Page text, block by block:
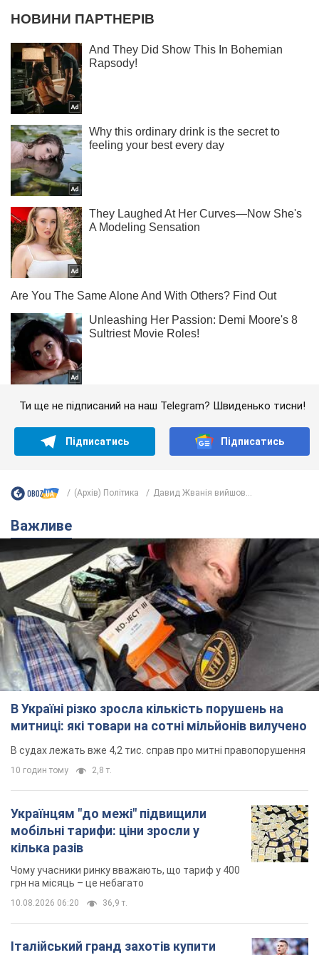
Ти ще не підписаний на наш Telegram? Швиденько тисни!
Підписатись Підписатись
(Архів) Політика Давид Жванія вийшов...
Важливе
В Україні різко зросла кількість порушень на
митниці: які товари на сотні мільйонів вилучено
В судах лежать вже 4,2 тис. справ про митні правопорушення
10 годин тому 2,8 т.
Українцям "до межі" підвищили
мобільні тарифи: ціни зросли у
кілька разів
Чому учасники ринку вважають, що тариф у 400
грн на місяць – це небагато
10.08.2026 06:20 36,9 т.
Італійський гранд захотів купити